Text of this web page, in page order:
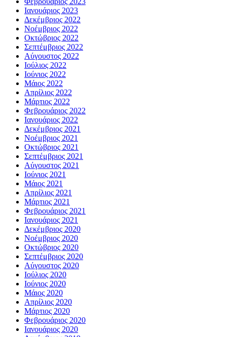
Ιανουάριος 2023
Δεκέμβριος 2022
Νοέμβριος 2022
Οκτώβριος 2022
Σεπτέμβριος 2022
Αύγουστος 2022
Ιούλιος 2022
Ιούνιος 2022
Μάιος 2022
Απρίλιος 2022
Μάρτιος 2022
Φεβρουάριος 2022
Ιανουάριος 2022
Δεκέμβριος 2021
Νοέμβριος 2021
Οκτώβριος 2021
Σεπτέμβριος 2021
Αύγουστος 2021
Ιούνιος 2021
Μάιος 2021
Απρίλιος 2021
Μάρτιος 2021
Φεβρουάριος 2021
Ιανουάριος 2021
Δεκέμβριος 2020
Νοέμβριος 2020
Οκτώβριος 2020
Σεπτέμβριος 2020
Αύγουστος 2020
Ιούλιος 2020
Ιούνιος 2020
Μάιος 2020
Απρίλιος 2020
Μάρτιος 2020
Φεβρουάριος 2020
Ιανουάριος 2020